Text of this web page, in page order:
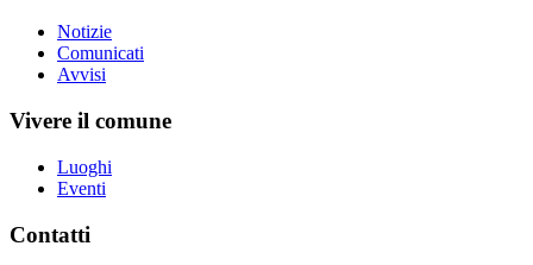
Notizie
Comunicati
Avvisi
Vivere il comune
Luoghi
Eventi
Contatti